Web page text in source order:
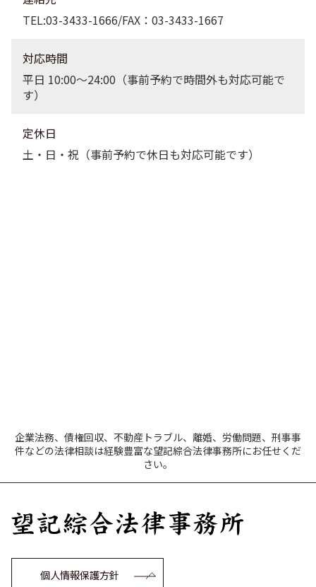
TEL:03-3433-1666/FAX：03-3433-1667
対応時間
平日 10:00〜24:00（事前予約で時間外も対応可能で
す）
定休日
土・日・祝（事前予約で休日も対応可能です）
企業法務、債権回収、不動産トラブル、離婚、労働問題、刑事事
件などの法律相談は経験豊富な望記綜合法律事務所にお任せくだ
さい。
個人情報保護方針